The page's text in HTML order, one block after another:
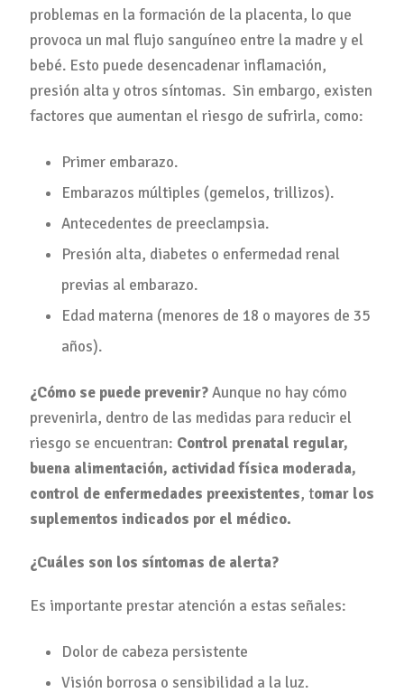
problemas en la formación de la placenta, lo que
provoca un mal flujo sanguíneo entre la madre y el
bebé. Esto puede desencadenar inflamación,
presión alta y otros síntomas. Sin embargo, existen
factores que aumentan el riesgo de sufrirla, como:
Primer embarazo.
Embarazos múltiples (gemelos, trillizos).
Antecedentes de preeclampsia.
Presión alta, diabetes o enfermedad renal
previas al embarazo.
Edad materna (menores de 18 o mayores de 35
años).
¿Cómo se puede prevenir?Aunque no hay cómo
prevenirla, dentro de las medidas para reducir el
riesgo se encuentran: Control prenatal regular,
buena alimentación, actividad física moderada,
control de enfermedades preexistentes, tomar los
suplementos indicados por el médico.
¿Cuáles son los síntomas de alerta?
Es importante prestar atención a estas señales:
Dolor de cabeza persistente
Visión borrosa o sensibilidad a la luz.